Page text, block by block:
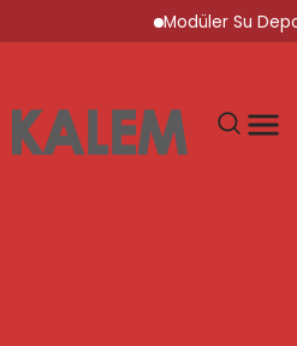
Modüler Su Deposu